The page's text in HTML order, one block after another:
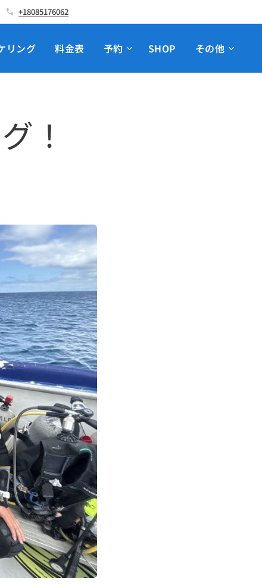
+18085176062
リング 料金表 予約 SHOP その他
！